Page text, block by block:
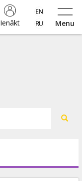
Menu
Ienākt